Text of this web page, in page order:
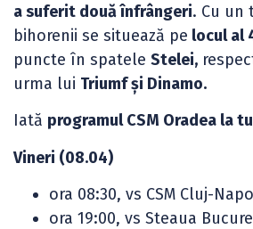
a suferit două înfrângeri. Cu un
bihorenii se situează pe locul al
puncte în spatele Stelei,
urma lui Triumf și Dinamo.
Iată programul CSM Oradea la
Vineri (08.04)
ora 08:30, vs CSM Cluj-
ora 19:00, vs Steaua